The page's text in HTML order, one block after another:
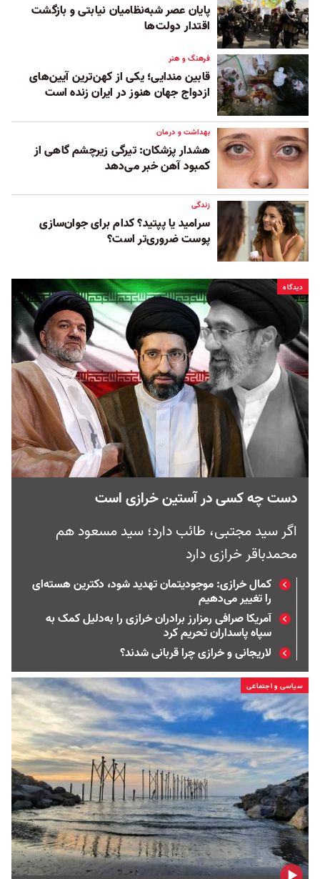
پایان عصر شبه‌نظامیان نیابتی و بازگشت
اقتدار دولت‌ها
فرهنگ و هنر
قابین مندایی؛ یکی از کهن‌ترین آیین‌های
ازدواج جهان هنوز در ایران زنده است
بهداشت و درمان
هشدار پزشکان: تیرگی زیرچشم گاهی از
کمبود آهن خبر می‌دهد
زندگی
سرامید یا پپتید؟ کدام‌‌ برای جوان‌سازی
پوست ضروری‌تر است؟
دیدگاه
دست چه کسی در آستین خرازی است
اگر سید مجتبی، طائب دارد؛ سید مسعود هم
محمدباقر خرازی دارد
کمال خرازی: موجودیتمان تهدید شود، دکترین هسته‌ای
را تغییر می‌دهیم
آمریکا صرافی رمزارز برادران خرازی را به‌دلیل کمک به
سپاه پاسداران تحریم کرد
لاریجانی و خرازی چرا قربانی شدند؟
سیاسی و اجتماعی